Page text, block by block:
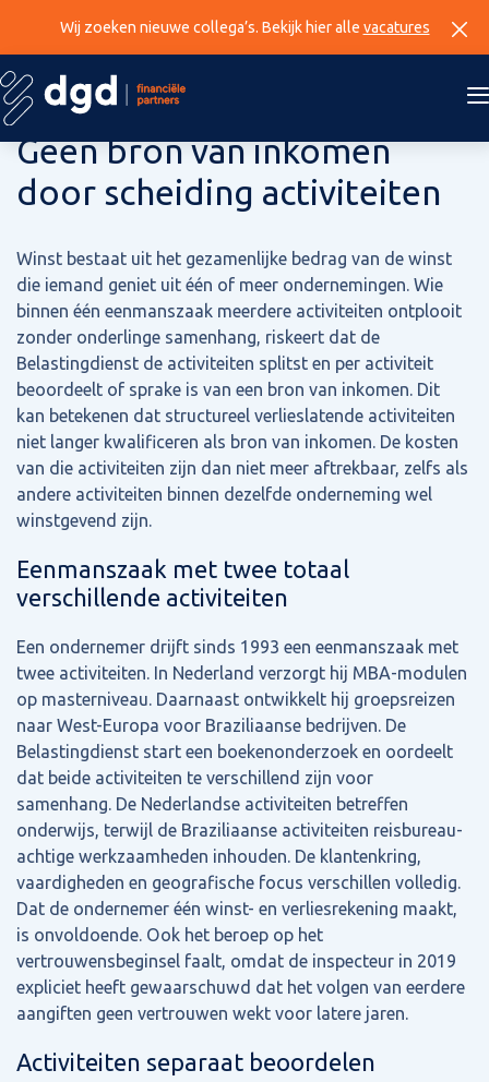
Wij zoeken nieuwe collega’s. Bekijk hier alle vacatures
16 oktober 2025
Geen bron van inkomen
door scheiding activiteiten
Winst bestaat uit het gezamenlijke bedrag van de winst
die iemand geniet uit één of meer ondernemingen. Wie
binnen één eenmanszaak meerdere activiteiten ontplooit
zonder onderlinge samenhang, riskeert dat de
Belastingdienst de activiteiten splitst en per activiteit
beoordeelt of sprake is van een bron van inkomen. Dit
kan betekenen dat structureel verlieslatende activiteiten
niet langer kwalificeren als bron van inkomen. De kosten
van die activiteiten zijn dan niet meer aftrekbaar, zelfs als
andere activiteiten binnen dezelfde onderneming wel
winstgevend zijn.
Eenmanszaak met twee totaal
verschillende activiteiten
Een ondernemer drijft sinds 1993 een eenmanszaak met
twee activiteiten. In Nederland verzorgt hij MBA-modulen
op masterniveau. Daarnaast ontwikkelt hij groepsreizen
naar West-Europa voor Braziliaanse bedrijven. De
Belastingdienst start een boekenonderzoek en oordeelt
dat beide activiteiten te verschillend zijn voor
samenhang. De Nederlandse activiteiten betreffen
onderwijs, terwijl de Braziliaanse activiteiten reisbureau-
achtige werkzaamheden inhouden. De klantenkring,
vaardigheden en geografische focus verschillen volledig.
Dat de ondernemer één winst- en verliesrekening maakt,
is onvoldoende. Ook het beroep op het
vertrouwensbeginsel faalt, omdat de inspecteur in 2019
expliciet heeft gewaarschuwd dat het volgen van eerdere
aangiften geen vertrouwen wekt voor latere jaren.
Activiteiten separaat beoordelen